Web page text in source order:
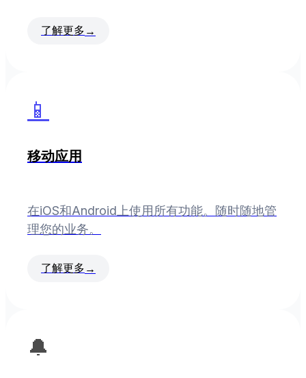
了解更多 →
📱
移动应用
在iOS和Android上使用所有功能。随时随地管
理您的业务。
了解更多 →
🔔